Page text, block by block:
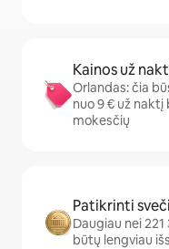
Kainos už
Orlandas: čia
nuo 9 € už
mokesčių
Patikrinti
Daugiau nei
būtų lengviau